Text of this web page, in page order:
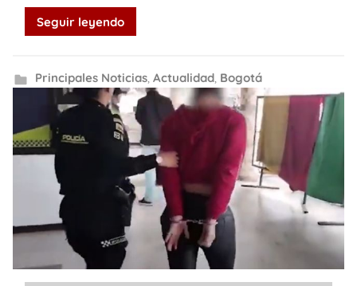
Seguir leyendo
Principales Noticias, Actualidad, Bogotá